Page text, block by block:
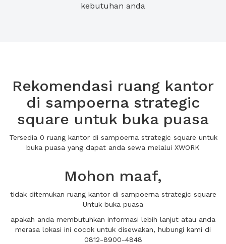
kebutuhan anda
Rekomendasi ruang kantor
di sampoerna strategic
square untuk buka puasa
Tersedia 0 ruang kantor di sampoerna strategic square untuk
buka puasa yang dapat anda sewa melalui XWORK
Mohon maaf,
tidak ditemukan ruang kantor di sampoerna strategic square
Untuk buka puasa
apakah anda membutuhkan informasi lebih lanjut atau anda
merasa lokasi ini cocok untuk disewakan, hubungi kami di
0812-8900-4848